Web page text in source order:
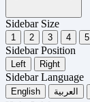
Sidebar Size
1 2 3 4 5
Sidebar Position
Left Right
Sidebar Language
English العربية